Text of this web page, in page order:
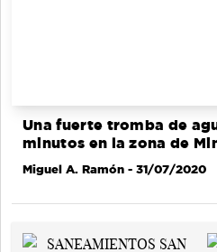
Una fuerte tromba de
minutos en la zona de
Miguel A. Ramón - 31/07/2020